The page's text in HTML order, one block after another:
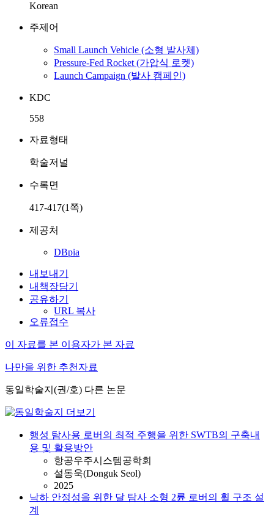
Korean
주제어
Small Launch Vehicle (소형 발사체)
Pressure-Fed Rocket (가압식 로켓)
Launch Campaign (발사 캠페인)
KDC
558
자료형태
학술저널
수록면
417-417(1쪽)
제공처
DBpia
내보내기
내책장담기
공유하기
URL 복사
오류접수
이 자료를 본 이용자가 본 자료
나만을 위한 추천자료
동일학술지(권/호) 다른 논문
행성 탐사용 로버의 최적 주행을 위한 SWTB의 구축내
용 및 활용방안
항공우주시스템공학회
설동욱(Donguk Seol)
2025
낙하 안정성을 위한 달 탐사 소형 2륜 로버의 휠 구조 설
계